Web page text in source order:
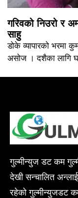
गरिवको निउरो र
साहु
डोके व्यापारको भरमा
असोज । दशैका लागि
गुल्मीन्युज डट कम
देखी सन्चालित
रहेको गुल्मीन्युजडट